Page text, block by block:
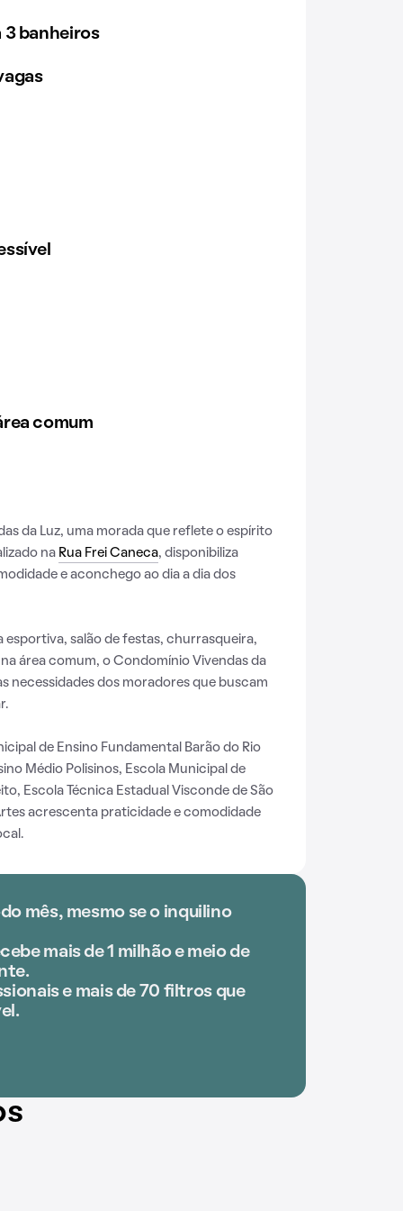
3 banheiros
comum
da Luz, uma morada que reflete o espírito
na Rua Frei Caneca, disponibiliza
e aconchego ao dia a dia dos
salão de festas, churrasqueira,
área comum, o Condomínio Vivendas da
necessidades dos moradores que buscam
de Ensino Fundamental Barão do Rio
Médio Polisinos, Escola Municipal de
Escola Técnica Estadual Visconde de São
acrescenta praticidade e comodidade
mês, mesmo se o inquilino
mais de 1 milhão e meio de
e mais de 70 filtros que